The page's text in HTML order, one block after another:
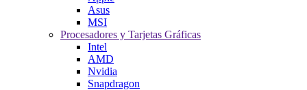
Asus
MSI
Procesadores y Tarjetas Gráficas
Intel
AMD
Nvidia
Snapdragon